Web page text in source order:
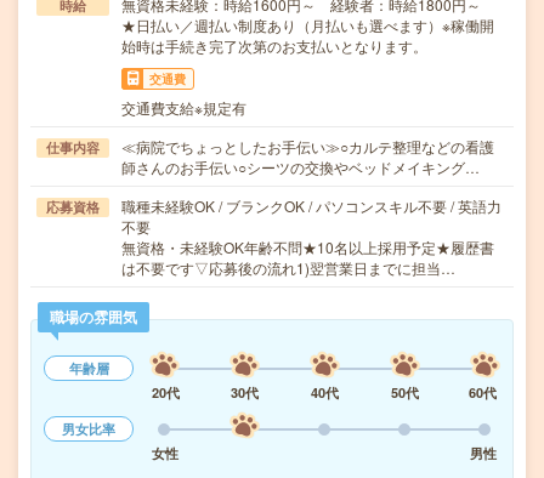
時給
無資格未経験：時給1600円～ 経験者：時給1800円～
★日払い／週払い制度あり（月払いも選べます）※稼働開
始時は手続き完了次第のお支払いとなります。
交通費
交通費支給※規定有
仕事内容
≪病院でちょっとしたお手伝い≫○カルテ整理などの看護
師さんのお手伝い○シーツの交換やベッドメイキング…
応募資格
職種未経験OK / ブランクOK / パソコンスキル不要 / 英語力
不要
無資格・未経験OK年齢不問★10名以上採用予定★履歴書
は不要です▽応募後の流れ1)翌営業日までに担当…
職場の雰囲気
年齢層
20代
30代 40代 50代
60代
男女比率
女性
男性